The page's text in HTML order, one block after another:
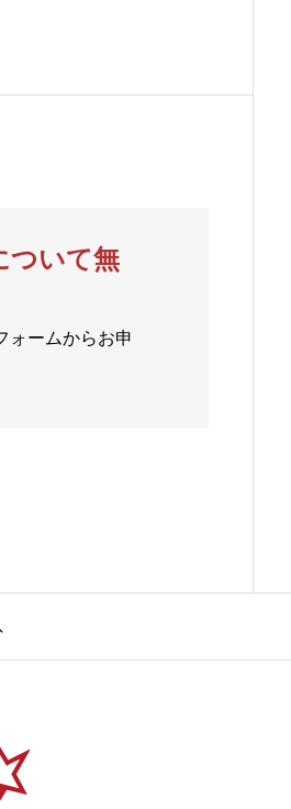
ついて無
ォームからお申